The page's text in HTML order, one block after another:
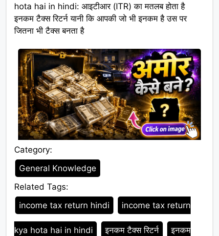
hota hai in hindi: आइटीआर (ITR) का मतलब होता है
इनकम टैक्स रिटर्न यानी कि आपकी जो भी इनकम है उस पर
जितना भी टैक्स बनता है
Category:
Category
General Knowledge
Related Tags:
Tags
income tax return hindi income tax return
kya hota hai in hindi इनकम टैक्स रिटर्न इनकम